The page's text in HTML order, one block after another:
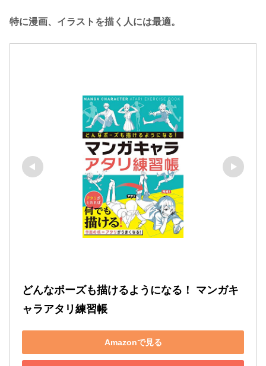
特に漫画、イラストを描く人には最適。
どんなポーズも描けるようになる！ マンガキ
ャラアタリ練習帳
Amazonで見る